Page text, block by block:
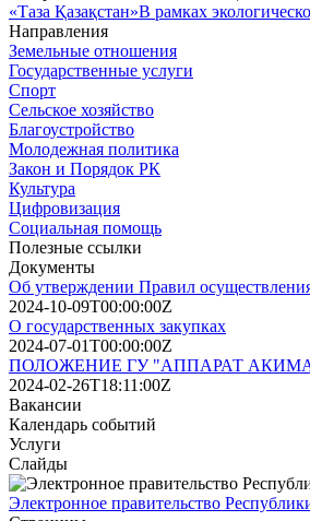
«Таза Қазақстан»В рамках
Направления
Земельные отношения
Государственные услуги
Спорт
Сельское хозяйство
Благоустройство
Молодежная политика
Закон и Порядок РК
Культура
Цифровизация
Социальная помощь
Полезные ссылки
Документы
Об утверждении Правил
2024-10-09T00:00:00Z
О государственных закупках
2024-07-01T00:00:00Z
ПОЛОЖЕНИЕ ГУ "АППАРАТ
2024-02-26T18:11:00Z
Вакансии
Календарь событий
Услуги
Слайды
Электронное правительство